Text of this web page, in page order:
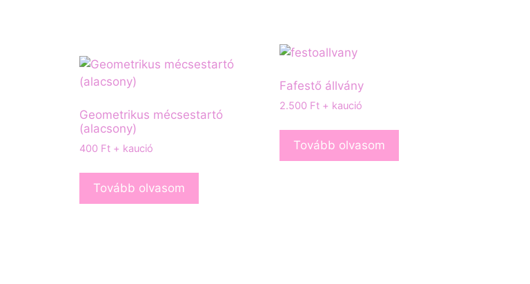
Geometrikus mécsestartó
(alacsony)
400 Ft + kaució
Tovább olvasom
Fafestő állvány
2.500 Ft+ kaució
Tovább olvasom